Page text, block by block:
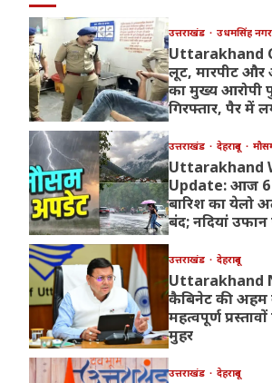
उत्तराखंड उधमसिंह नगर
Uttarakhand
लूट, मारपीट और
का मुख्य आरोपी
गिरफ्तार, पैर में
उत्तराखंड देहरादून
Uttarakhand
Update: आज 6
बारिश का येलो
बंद; नदियां उफान
उत्तराखंड देहरादून
Uttarakhand
कैबिनेट की
महत्वपूर्ण
मुहर
उत्तराखंड देहरादून